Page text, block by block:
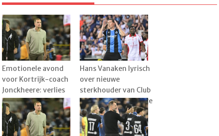
Emotionele avond
voor Kortrijk-coach
Jonckheere: verlies
tegen Club wordt
plots bijzaak
Hans Vanaken lyrisch
over nieuwe
sterkhouder van Club
Brugge: "Een serieuze
meerwaarde"